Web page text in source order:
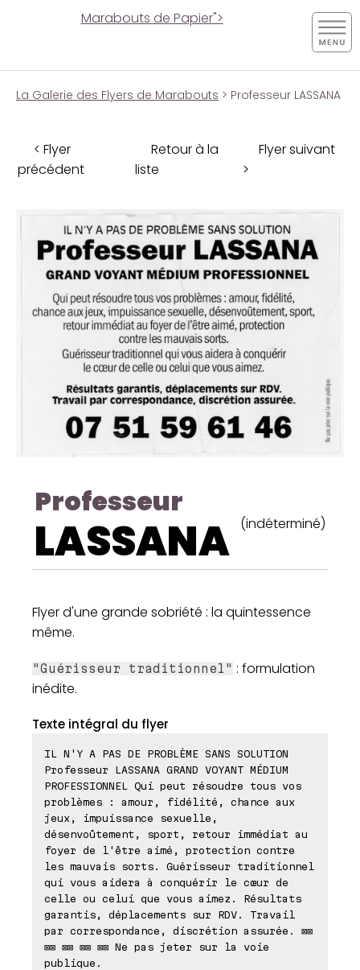
Marabouts de Papier">
La Galerie des Flyers de Marabouts > Professeur LASSANA
< Flyer
précédent
Retour à la
liste
Flyer suivant
>
Professeur
LASSANA (indéterminé)
Flyer d'une grande sobriété : la quintessence
même.
"Guérisseur traditionnel" : formulation
inédite.
Texte intégral du flyer
IL N'Y A PAS DE PROBLÈME SANS SOLUTION
Professeur LASSANA GRAND VOYANT MÉDIUM
PROFESSIONNEL Qui peut résoudre tous vos
problèmes : amour, fidélité, chance aux
jeux, impuissance sexuelle,
désenvoûtement, sport, retour immédiat au
foyer de l'être aimé, protection contre
les mauvais sorts. Guérisseur traditionnel
qui vous aidera à conquérir le cœur de
celle ou celui que vous aimez. Résultats
garantis, déplacements sur RDV. Travail
par correspondance, discrétion assurée. ⊠⊠
⊠⊠ ⊠⊠ ⊠⊠ ⊠⊠ Ne pas jeter sur la voie
publique.